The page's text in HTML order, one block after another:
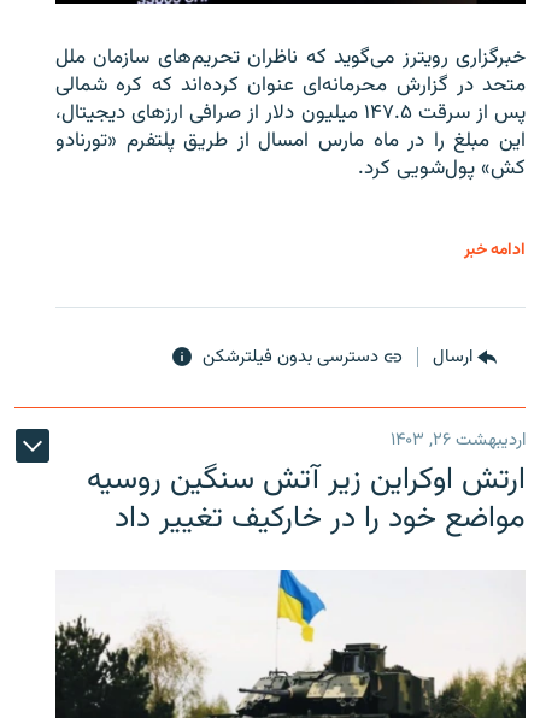
خبرگزاری رویترز می‌گوید که ناظران تحریم‌های سازمان ملل
متحد در گزارش محرمانه‌ای عنوان کرده‌اند که کره شمالی
پس از سرقت ۱۴۷.۵ میلیون دلار از صرافی ارزهای دیجیتال،
این مبلغ را در ماه مارس امسال از طریق پلتفرم «تورنادو
کش» پول‌شویی کرد.
ادامه خبر
ارسال دسترسی بدون فیلترشکن
اردیبهشت ۲۶, ۱۴۰۳
ارتش اوکراین زیر آتش سنگین روسیه
مواضع خود را در خارکیف تغییر داد